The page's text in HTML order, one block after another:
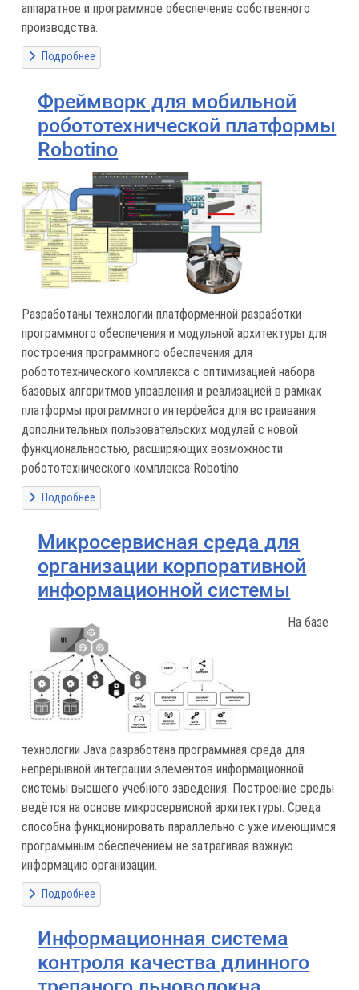
аппаратное и программное обеспечение собственного
производства.
Подробнее
Фреймворк для мобильной
робототехнической платформы
Robotino
Разработаны технологии платформенной разработки
программного обеспечения и модульной архитектуры для
построения программного обеспечения для
робототехнического комплекса с оптимизацией набора
базовых алгоритмов управления и реализацией в рамках
платформы программного интерфейса для встраивания
дополнительных пользовательских модулей с новой
функциональностью, расширяющих возможности
робототехнического комплекса Robotino.
Подробнее
Микросервисная среда для
организации корпоративной
информационной системы
На базе
технологии Java разработана программная среда для
непрерывной интеграции элементов информационной
системы высшего учебного заведения. Построение среды
ведётся на основе микросервисной архитектуры. Среда
способна функционировать параллельно с уже имеющимся
программным обеспечением не затрагивая важную
информацию организации.
Подробнее
Информационная система
контроля качества длинного